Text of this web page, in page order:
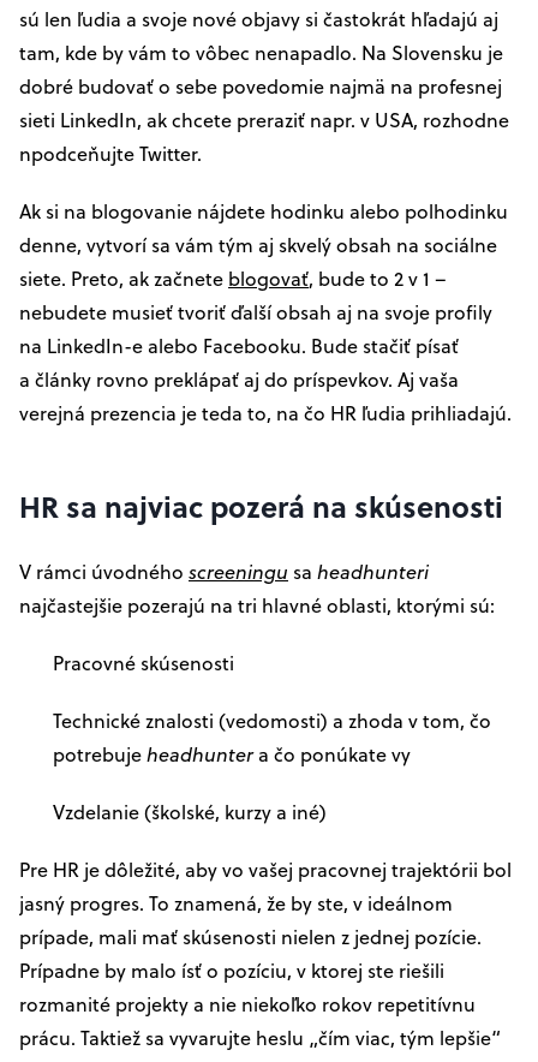
sú len ľudia a svoje nové objavy si častokrát hľadajú aj
tam, kde by vám to vôbec nenapadlo. Na Slovensku je
dobré budovať o sebe povedomie najmä na profesnej
sieti LinkedIn, ak chcete preraziť napr. v USA, rozhodne
npodceňujte Twitter.
Ak si na blogovanie nájdete hodinku alebo polhodinku
denne, vytvorí sa vám tým aj skvelý obsah na sociálne
siete. Preto, ak začnete blogovať, bude to 2 v 1 –
nebudete musieť tvoriť ďalší obsah aj na svoje profily
na LinkedIn-e alebo Facebooku. Bude stačiť písať
a články rovno preklápať aj do príspevkov. Aj vaša
verejná prezencia je teda to, na čo HR ľudia prihliadajú.
HR sa najviac pozerá na skúsenosti
V rámci úvodného screeningu sa headhunteri
najčastejšie pozerajú na tri hlavné oblasti, ktorými sú:
Pracovné skúsenosti
Technické znalosti (vedomosti) a zhoda v tom, čo
potrebujeheadhuntera čo ponúkate vy
Vzdelanie (školské, kurzy a iné)
Pre HR je dôležité, aby vo vašej pracovnej trajektórii bol
jasný progres. To znamená, že by ste, v ideálnom
prípade, mali mať skúsenosti nielen z jednej pozície.
Prípadne by malo ísť o pozíciu, v ktorej ste riešili
rozmanité projekty a nie niekoľko rokov repetitívnu
prácu. Taktiež sa vyvarujte heslu „čím viac, tým lepšie“